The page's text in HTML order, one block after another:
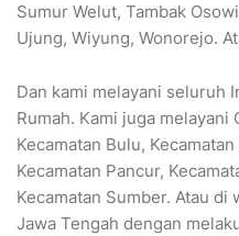
Sumur Welut, Tambak
Ujung, Wiyung, Wonorejo.
Dan kami melayani seluruh
Rumah. Kami juga
Kecamatan Bulu,
Kecamatan Pancur,
Kecamatan Sumber. Atau di
Jawa Tengah dengan